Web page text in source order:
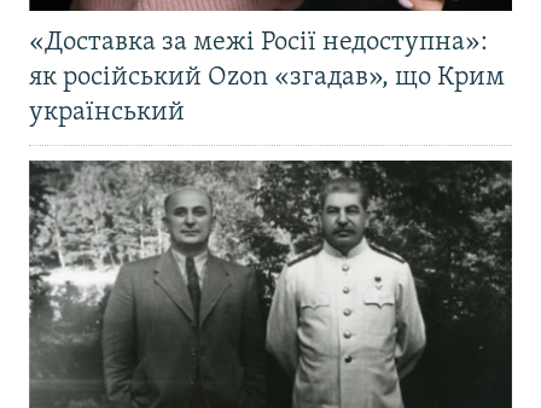
«Доставка за межі Росії недоступна»:
як російський Ozon «згадав», що Крим
український